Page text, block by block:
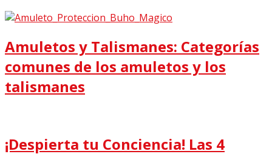
Amuletos y Talismanes: Categorías
comunes de los amuletos y los
talismanes
¡Despierta tu Conciencia! Las 4